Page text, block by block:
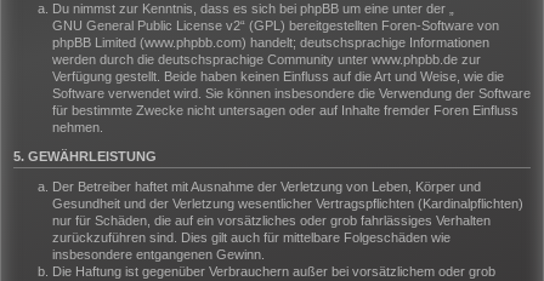
Du nimmst zur Kenntnis, dass es sich bei phpBB um eine unter der „
GNU General Public License v2“ (GPL) bereitgestellten Foren-Software von
phpBB Limited (www.phpbb.com) handelt; deutschsprachige Informationen
werden durch die deutschsprachige Community unter www.phpbb.de zur
Verfügung gestellt. Beide haben keinen Einfluss auf die Art und Weise, wie die
Software verwendet wird. Sie können insbesondere die Verwendung der Software
für bestimmte Zwecke nicht untersagen oder auf Inhalte fremder Foren Einfluss
nehmen.
5. GEWÄHRLEISTUNG
Der Betreiber haftet mit Ausnahme der Verletzung von Leben, Körper und
Gesundheit und der Verletzung wesentlicher Vertragspflichten (Kardinalpflichten)
nur für Schäden, die auf ein vorsätzliches oder grob fahrlässiges Verhalten
zurückzuführen sind. Dies gilt auch für mittelbare Folgeschäden wie
insbesondere entgangenen Gewinn.
Die Haftung ist gegenüber Verbrauchern außer bei vorsätzlichem oder grob